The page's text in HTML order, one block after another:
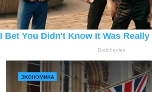
ЭКОНОМИКА